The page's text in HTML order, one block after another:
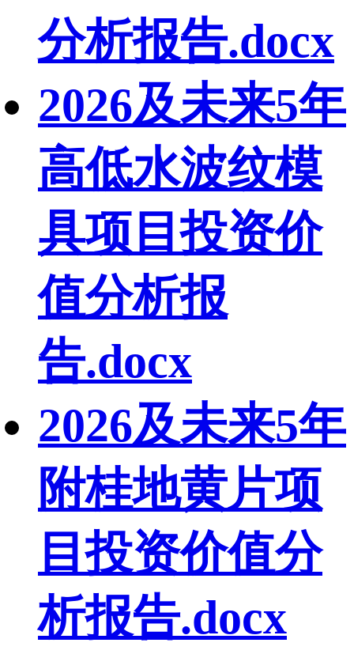
分析报告.docx
2026及未来5年
高低水波纹模
具项目投资价
值分析报
告.docx
2026及未来5年
附桂地黄片项
目投资价值分
析报告.docx